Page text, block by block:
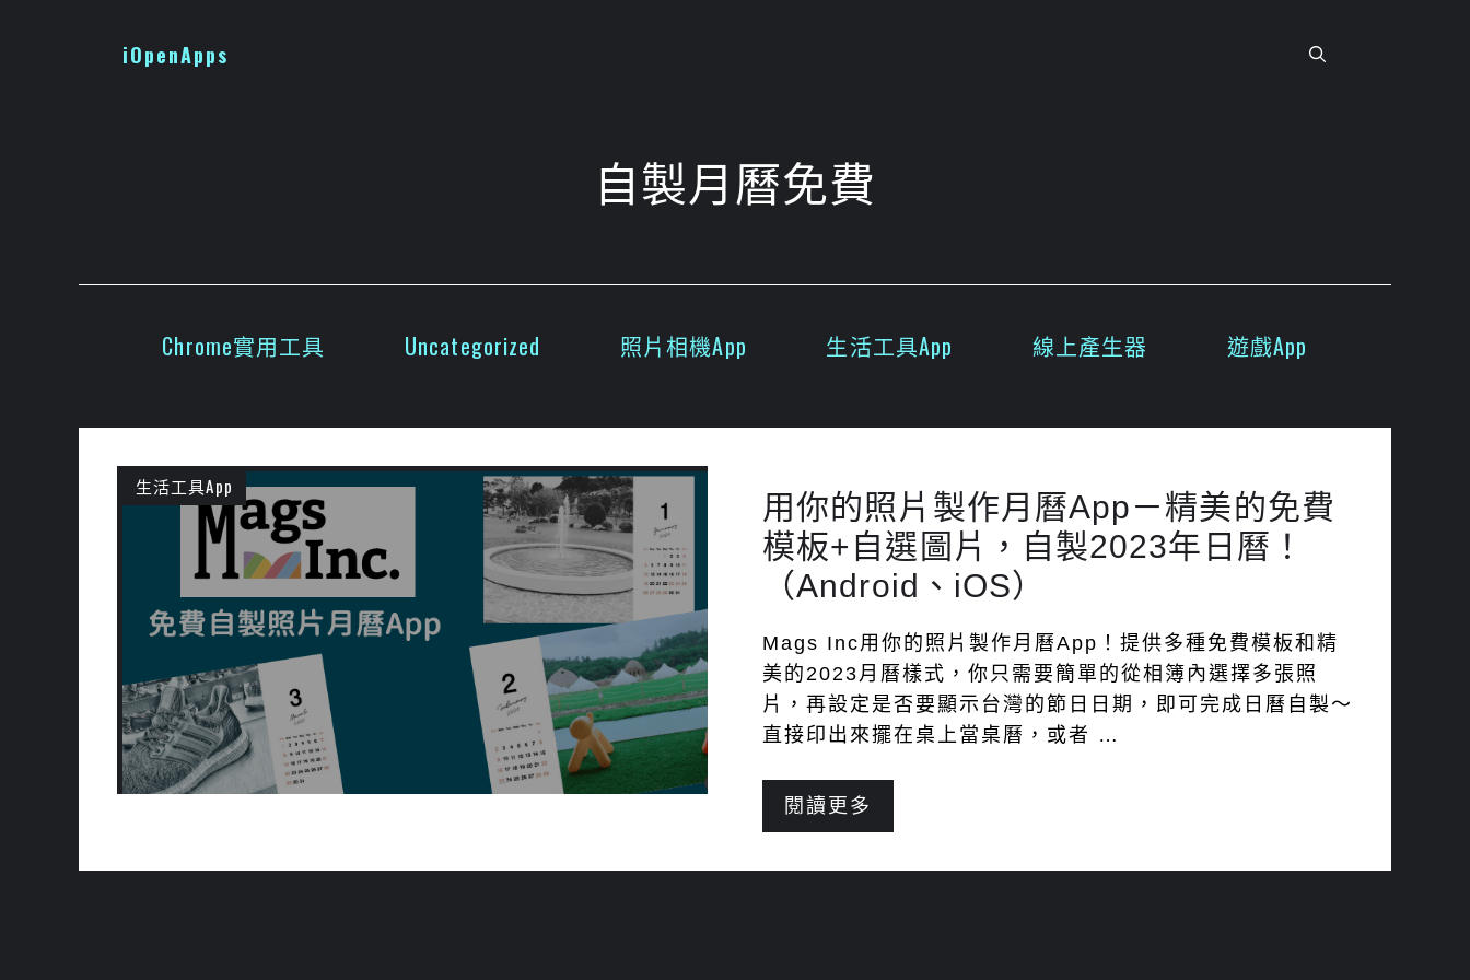
iOpenApps
自製月曆免費
Chrome實用工具 Uncategorized 照片相機App 生活工具App 線上產生器 遊戲App
生活工具App
用你的照片製作月曆App－精美的免費
模板+自選圖片，自製2023年日曆！
（Android、iOS）
Mags Inc用你的照片製作月曆App！提供多種免費模板和精
美的2023月曆樣式，你只需要簡單的從相簿內選擇多張照
片，再設定是否要顯示台灣的節日日期，即可完成日曆自製～
直接印出來擺在桌上當桌曆，或者 …
閱讀更多